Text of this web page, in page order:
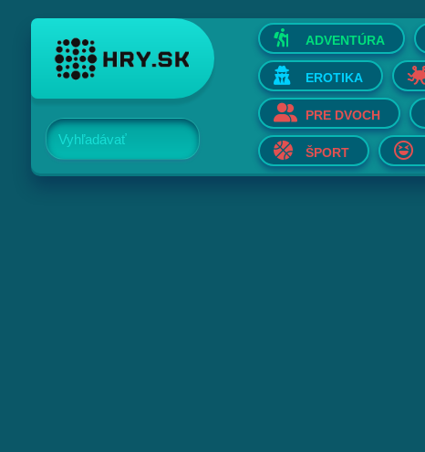
Vyhľadávať
ADVENTÚRA
EROTIKA
PRE DVOCH
ŠPORT